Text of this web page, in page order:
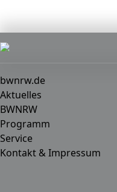
bwnrw.de
Aktuelles
BWNRW
Programm
Service
Kontakt & Impressum